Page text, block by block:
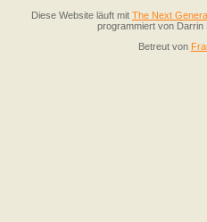
Diese Website läuft mit The Next
programmiert von Darrin
Betreut von